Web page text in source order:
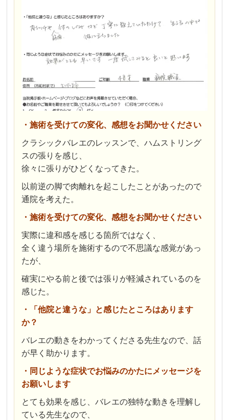
・施術を受けての変化、感想をお聞かせください
クラシックバレエのレッスンで、ハムストリング
スの張りを感じ、
徐々に張りがひどくなってきた。
以前逆の脚で肉離れを起こしたことがあったので
通院を考えた。
・施術を受けての変化、感想をお聞かせください
実際に違和感を感じる箇所ではなく、
全く違う場所を施術するので不思議な感覚があっ
たが、
確実にやる前と後では張りが軽減されているのを
感じた。
・「他院と違うな」と感じたところはあります
か？
バレエの動きをわかってくださる先生なので、話
が早く助かります。
・同じような症状でお悩みのかたにメッセージを
お願いします
とても効果を感じ、バレエの独特な動きを理解し
ている先生なので、